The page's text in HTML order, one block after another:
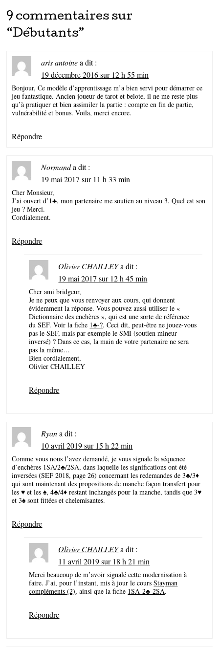
9 commentaires sur
“Débutants”
aris antoine a dit :
19 décembre 2016 sur 12 h 55 min
Bonjour, Ce modèle d’apprentissage m’a bien servi pour démarrer ce
jeu fantastique. Ancien joueur de tarot et belote, il ne me reste plus
qu’à pratiquer et bien assimiler la partie : compte en fin de partie,
vulnérabilité et bonus. Voila, merci encore.
Répondre
Normanda dit :
19 mai 2017 sur 11 h 33 min
Cher Monsieur,
J’ai ouvert d’1♣, mon partenaire me soutien au niveau 3. Quel est son
jeu ? Merci.
Cordialement.
Répondre
Olivier CHAILLEYa dit :
19 mai 2017 sur 12 h 45 min
Cher ami bridgeur,
Je ne peux que vous renvoyer aux cours, qui donnent
évidemment la réponse. Vous pouvez aussi utiliser le «
Dictionnaire des enchères », qui est une sorte de référence
du SEF. Voir la fiche 1♣-?. Ceci dit, peut-être ne jouez-vous
pas le SEF, mais par exemple le SMI (soutien mineur
inversé) ? Dans ce cas, la main de votre partenaire ne sera
pas la même…
Bien cordialement,
Olivier CHAILLEY
Répondre
Ryan a dit :
10 avril 2019 sur 15 h 22 min
Comme vous nous l’avez demandé, je vous signale la séquence
d’enchères 1SA/2♣/2SA, dans laquelle les significations ont été
inversées (SEF 2018, page 26) concernant les redemandes de 3♣/3♦
qui sont maintenant des propositions de manche façon transfert pour
les ♥ et les ♠, 4♣/4♦ restant inchangés pour la manche, tandis que 3♥
et 3♠ sont fittées et chelemisantes.
Répondre
Olivier CHAILLEYa dit :
11 avril 2019 sur 18 h 21 min
Merci beaucoup de m’avoir signalé cette modernisation à
faire. J’ai, pour l’instant, mis à jour le coursStayman
compléments (2), ainsi que la fiche 1SA-2♣-2SA.
Répondre